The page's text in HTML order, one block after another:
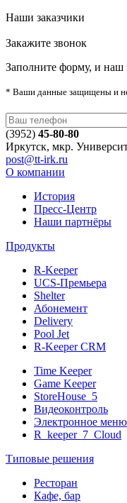
Наши заказчики
Закажите звонок
Заполните форму, и наш
* Ваши данные защищены и
(3952) 45-80-80
Иркутск, мкр.
post@tt-irk.ru
О компании
История
Пресс-Центр
Наши партнёры
Продукты
R-Keeper
UCS-Премьера
Shelter
Абонемент
Delivery
Pool Jet
R-Keeper CRM
Time Keeper
Game Keeper
StoreHouse_5
Видеоконтроль
Электронное меню
R_keeper_7_Cloud
Типовые решения
Ресторан
Кафе, бар